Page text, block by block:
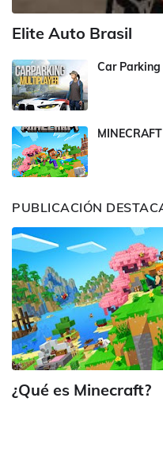
Elite Auto Brasil
Car
PUBLICACIÓN
¿Qué es Minecraft?